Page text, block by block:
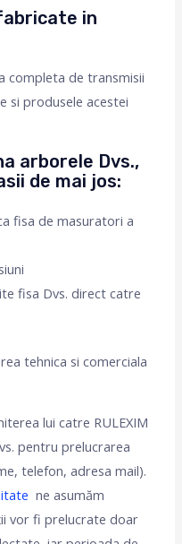
in
completa de transmisii
si produsele acestei
arborele Dvs.,
de mai jos:
fisa de masuratori a
fisa Dvs. direct catre
tehnica si comerciala
lui catre RULEXIM
pentru prelucrarea
telefon, adresa mail).
ne asumăm
vor fi prelucrate doar